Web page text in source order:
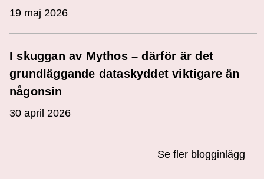
19 maj 2026
I skuggan av Mythos – därför är det
grundläggande dataskyddet viktigare än
någonsin
30 april 2026
Se fler blogginlägg